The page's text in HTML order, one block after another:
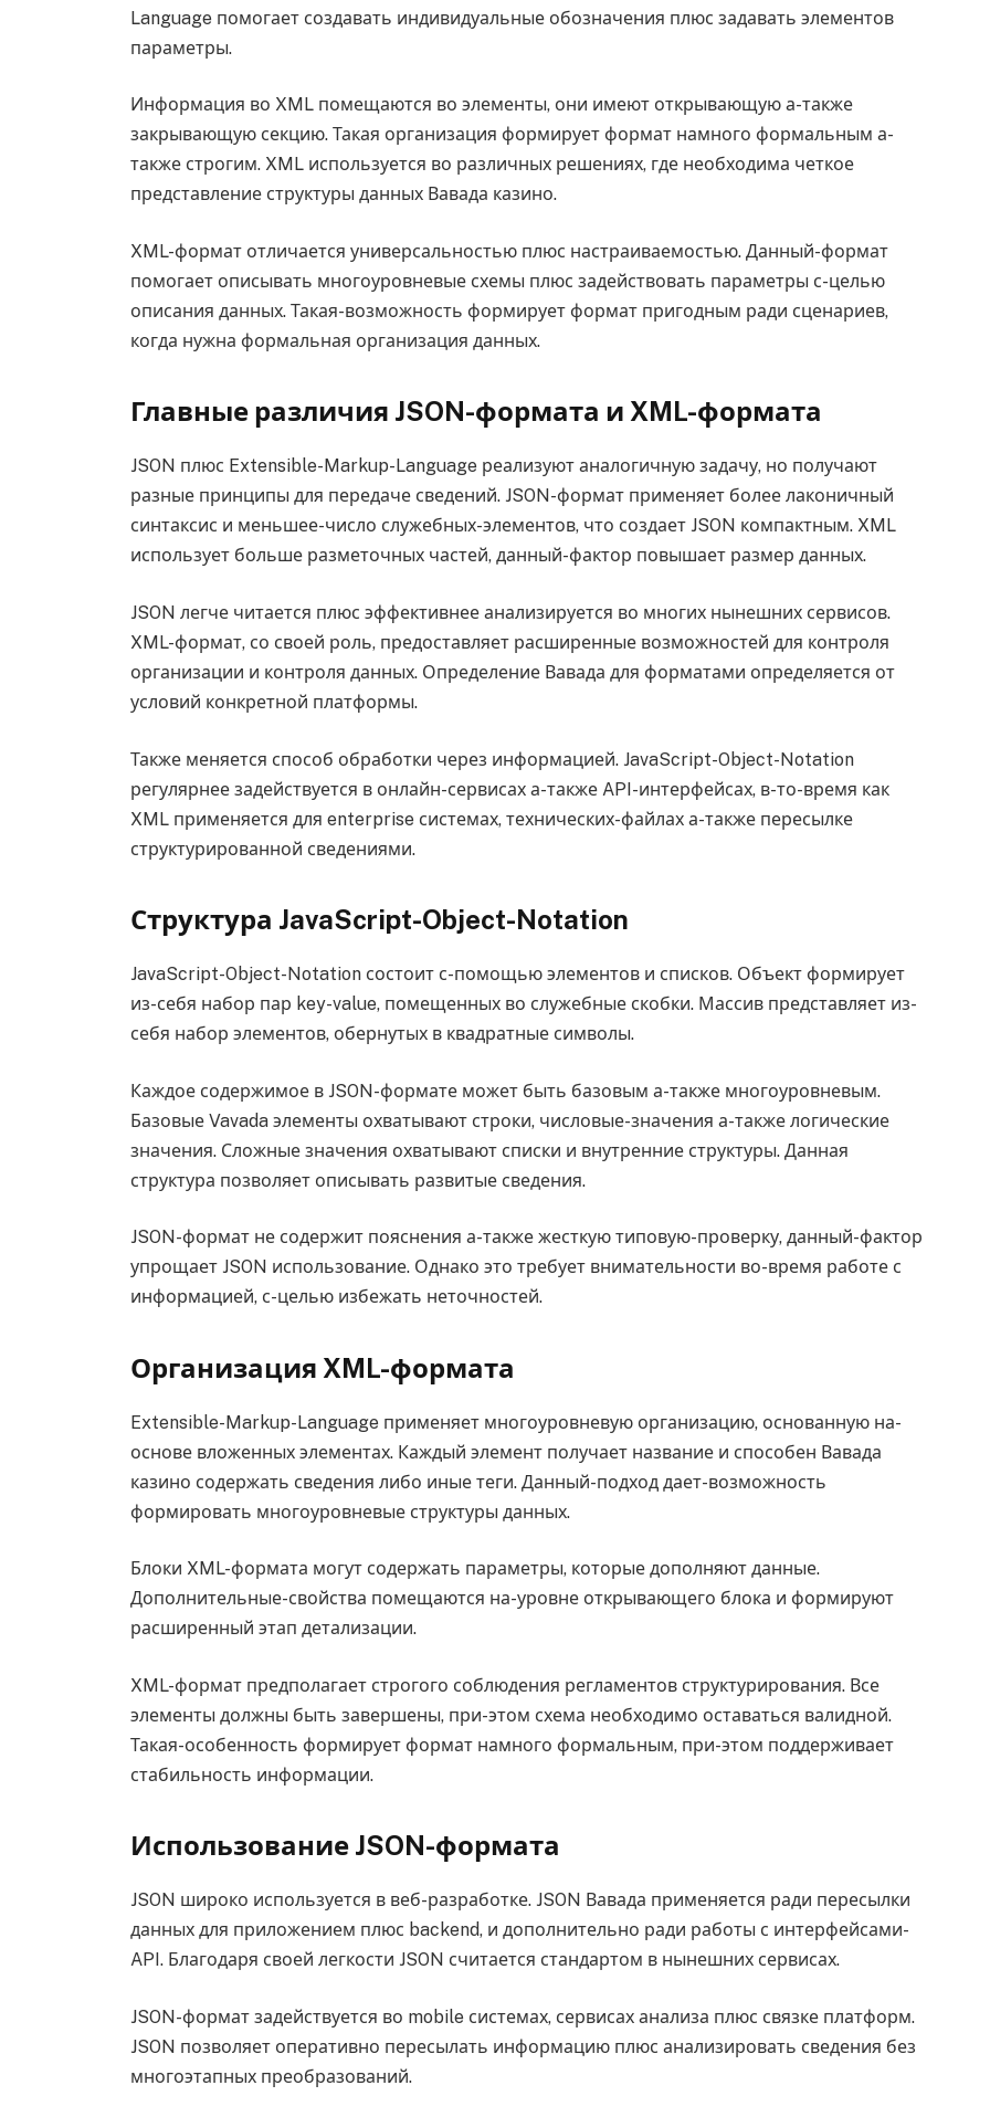
Language помогает создавать индивидуальные обозначения плюс задавать элементов
параметры.
Информация во XML помещаются во элементы, они имеют открывающую а-также
закрывающую секцию. Такая организация формирует формат намного формальным а-
также строгим. XML используется во различных решениях, где необходима четкое
представление структуры данных Вавада казино.
XML-формат отличается универсальностью плюс настраиваемостью. Данный-формат
помогает описывать многоуровневые схемы плюс задействовать параметры с-целью
описания данных. Такая-возможность формирует формат пригодным ради сценариев,
когда нужна формальная организация данных.
Главные различия JSON-формата и XML-формата
JSON плюс Extensible-Markup-Language реализуют аналогичную задачу, но получают
разные принципы для передаче сведений. JSON-формат применяет более лаконичный
синтаксис и меньшее-число служебных-элементов, что создает JSON компактным. XML
использует больше разметочных частей, данный-фактор повышает размер данных.
JSON легче читается плюс эффективнее анализируется во многих нынешних сервисов.
XML-формат, со своей роль, предоставляет расширенные возможностей для контроля
организации и контроля данных. Определение Вавада для форматами определяется от
условий конкретной платформы.
Также меняется способ обработки через информацией. JavaScript-Object-Notation
регулярнее задействуется в онлайн-сервисах а-также API-интерфейсах, в-то-время как
XML применяется для enterprise системах, технических-файлах а-также пересылке
структурированной сведениями.
Структура JavaScript-Object-Notation
JavaScript-Object-Notation состоит с-помощью элементов и списков. Объект формирует
из-себя набор пар key-value, помещенных во служебные скобки. Массив представляет из-
себя набор элементов, обернутых в квадратные символы.
Каждое содержимое в JSON-формате может быть базовым а-также многоуровневым.
Базовые Vavada элементы охватывают строки, числовые-значения а-также логические
значения. Сложные значения охватывают списки и внутренние структуры. Данная
структура позволяет описывать развитые сведения.
JSON-формат не содержит пояснения а-также жесткую типовую-проверку, данный-фактор
упрощает JSON использование. Однако это требует внимательности во-время работе с
информацией, с-целью избежать неточностей.
Организация XML-формата
Extensible-Markup-Language применяет многоуровневую организацию, основанную на-
основе вложенных элементах. Каждый элемент получает название и способен Вавада
казино содержать сведения либо иные теги. Данный-подход дает-возможность
формировать многоуровневые структуры данных.
Блоки XML-формата могут содержать параметры, которые дополняют данные.
Дополнительные-свойства помещаются на-уровне открывающего блока и формируют
расширенный этап детализации.
XML-формат предполагает строгого соблюдения регламентов структурирования. Все
элементы должны быть завершены, при-этом схема необходимо оставаться валидной.
Такая-особенность формирует формат намного формальным, при-этом поддерживает
стабильность информации.
Использование JSON-формата
JSON широко используется в веб-разработке. JSON Вавада применяется ради пересылки
данных для приложением плюс backend, и дополнительно ради работы с интерфейсами-
API. Благодаря своей легкости JSON считается стандартом в нынешних сервисах.
JSON-формат задействуется во mobile системах, сервисах анализа плюс связке платформ.
JSON позволяет оперативно пересылать информацию плюс анализировать сведения без
многоэтапных преобразований.